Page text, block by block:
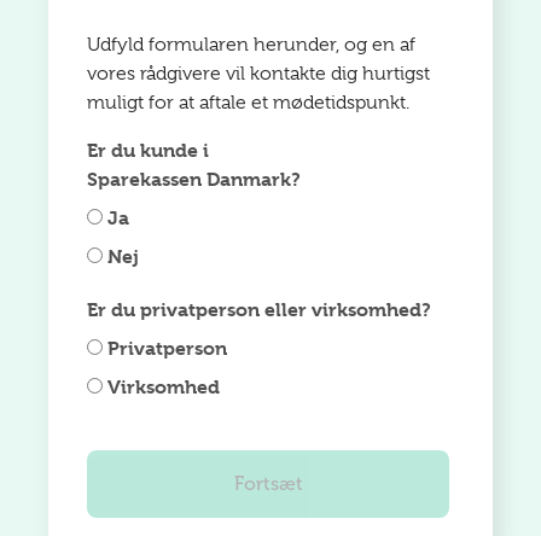
Udfyld formularen herunder, og en af
vores rådgivere vil kontakte dig hurtigst
muligt for at aftale et mødetidspunkt.
Er du kunde i
Sparekassen Danmark?
Ja
Nej
Er du privatperson eller virksomhed?
Privatperson
Virksomhed